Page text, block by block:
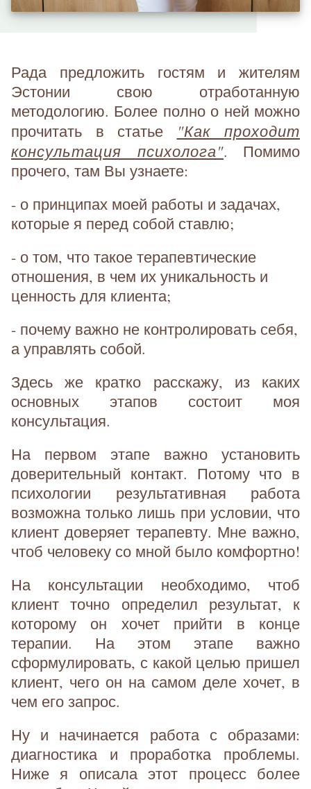
Рада предложить гостям и жителям
Эстонии свою отработанную
методологию. Более полно о ней можно
прочитать в статье
"Как проходит
консультация психолога". Помимо
прочего, там Вы узнаете:
- о принципах моей работы и задачах,
которые я перед собой ставлю;
- о том, что такое терапевтические
отношения, в чем их уникальность и
ценность для клиента;
- почему важно не контролировать себя,
а управлять собой.
Здесь же кратко расскажу, из каких
основных этапов состоит моя
консультация.
На первом этапе важно установить
доверительный контакт. Потому что в
психологии результативная работа
возможна только лишь при условии, что
клиент доверяет терапевту. Мне важно,
чтоб человеку со мной было комфортно!
На консультации необходимо, чтоб
клиент точно определил результат, к
которому он хочет прийти в конце
терапии. На этом этапе важно
сформулировать, с какой целью пришел
клиент, чего он на самом деле хочет, в
чем его запрос.
Ну и начинается работа с образами:
диагностика и проработка проблемы.
Ниже я описала этот процесс более